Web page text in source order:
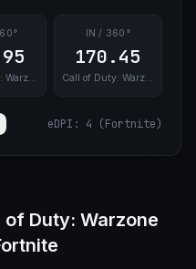
Call of Duty: Warzone
IN / 360°
170.45
Call of Duty: Warzone
eDPI : 4 (Fortnite)
of Duty: Warzone